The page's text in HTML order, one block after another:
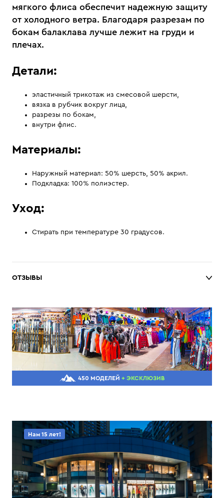
мягкого флиса обеспечит надежную защиту
от холодного ветра. Благодаря разрезам по
бокам балаклава лучше лежит на груди и
плечах.
Детали:
эластичный трикотаж из смесовой шерсти,
вязка в рубчик вокруг лица,
разрезы по бокам,
внутри флис.
Материалы:
Наружный материал: 50% шерсть, 50% акрил.
Подкладка: 100% полиэстер.
Уход:
Стирать при температуре 30 градусов.
ОТЗЫВЫ
450 МОДЕЛЕЙ + ЭКСКЛЮЗИВ
Нам 15 лет!